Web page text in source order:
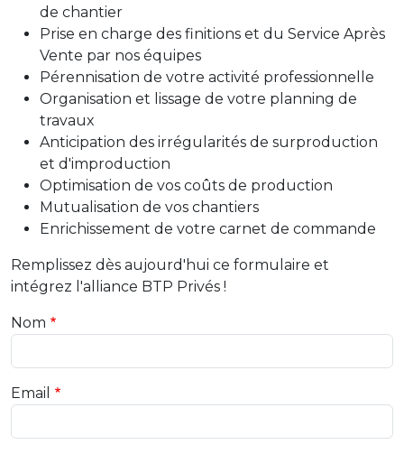
de chantier
Prise en charge des finitions et du Service Après
Vente par nos équipes
Pérennisation de votre activité professionnelle
Organisation et lissage de votre planning de
travaux
Anticipation des irrégularités de surproduction
et d'improduction
Optimisation de vos coûts de production
Mutualisation de vos chantiers
Enrichissement de votre carnet de commande
Remplissez dès aujourd'hui ce formulaire et
intégrez l'alliance BTP Privés !
Nom
Email